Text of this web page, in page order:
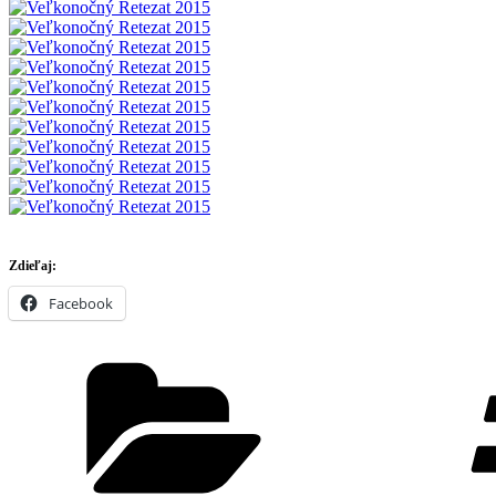
Zdieľaj:
Facebook